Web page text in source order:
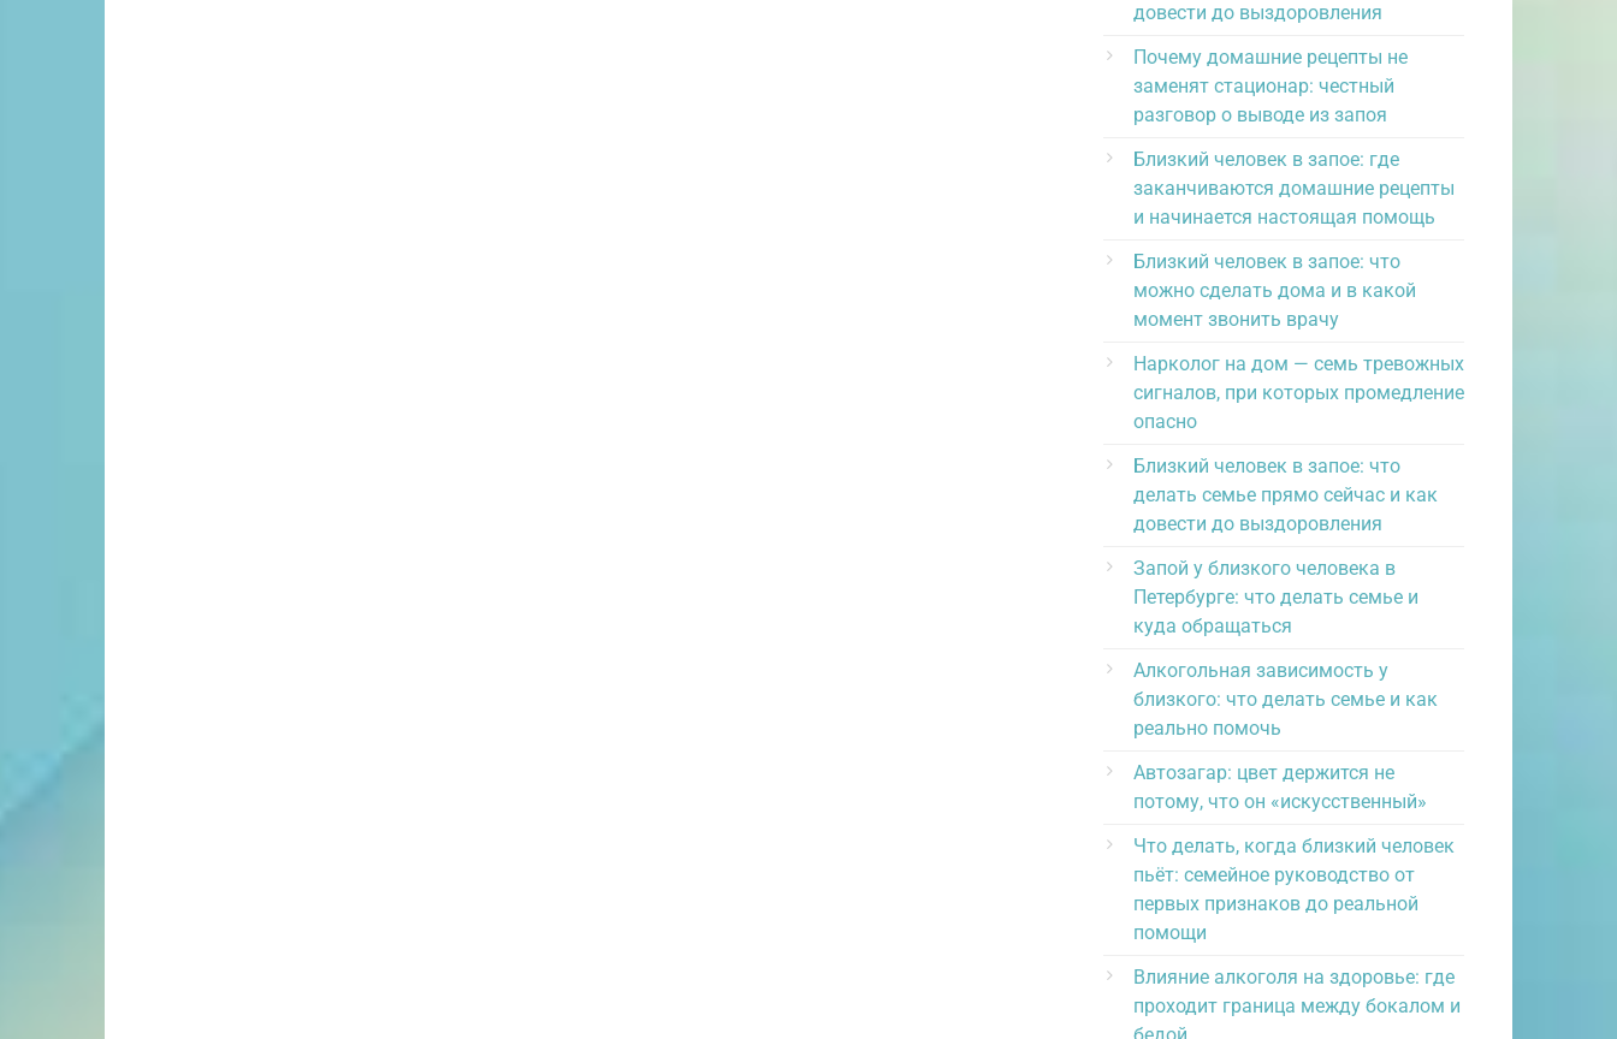
довести до выздоровления
Почему домашние рецепты не
заменят стационар: честный
разговор о выводе из запоя
Близкий человек в запое: где
заканчиваются домашние рецепты
и начинается настоящая помощь
Близкий человек в запое: что
можно сделать дома и в какой
момент звонить врачу
Нарколог на дом — семь тревожных
сигналов, при которых промедление
опасно
Близкий человек в запое: что
делать семье прямо сейчас и как
довести до выздоровления
Запой у близкого человека в
Петербурге: что делать семье и
куда обращаться
Алкогольная зависимость у
близкого: что делать семье и как
реально помочь
Автозагар: цвет держится не
потому, что он «искусственный»
Что делать, когда близкий человек
пьёт: семейное руководство от
первых признаков до реальной
помощи
Влияние алкоголя на здоровье: где
проходит граница между бокалом и